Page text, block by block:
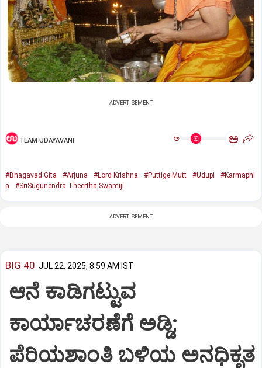
ADVERTISEMENT
TEAM UDAYAVANI ಅ ಅ
#Bhagavad Gita #Arjuna #Lord Krishna #Puttige Mutt #Udupi
#Karmaphl
a
#SriSugunendra Theertha Swamiji
ADVERTISEMENT
BIG 40 JUL 22, 2025, 8:59 AM IST
ಆನೆ ಕಾಡಿಗಟ್ಟುವ
ಕಾರ್ಯಾಚರಣೆಗೆ ಅಡ್ಡಿ;
ಪೆರಿಯಶಾಂತಿ ಬಳಿಯ ಅನಧಿಕೃತ